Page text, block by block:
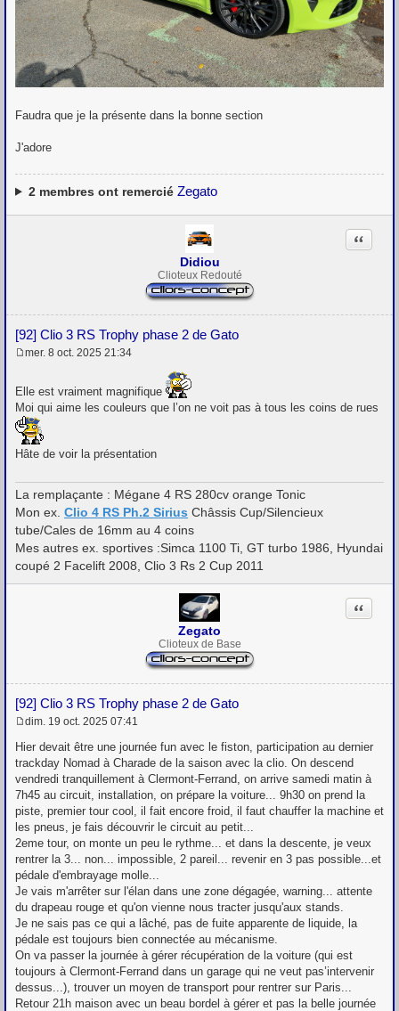
Faudra que je la présente dans la bonne section
J'adore
2membres ont remercié Zegato
Didiou
Clioteux Redouté
[92] Clio 3 RS Trophy phase 2 de Gato
Citation
s
a
g
e
mer. 8 oct. 2025 21:34
Elle est vraiment magnifique
Moi qui aime les couleurs que l’on ne voit pas à tous les coins de rues
Hâte de voir la présentation
La remplaçante : Mégane 4 RS 280cv orange Tonic
Mon ex. Clio 4 RS Ph.2 Sirius Châssis Cup/Silencieux
tube/Cales de 16mm au 4 coins
Mes autres ex. sportives :Simca 1100 Ti, GT turbo 1986, Hyundai
coupé 2 Facelift 2008, Clio 3 Rs 2 Cup 2011
Zegato
Clioteux de Base
[92] Clio 3 RS Trophy phase 2 de Gato
Citation
e
s
a
g
e
dim. 19 oct. 2025 07:41
Hier devait être une journée fun avec le fiston, participation au dernier
trackday Nomad à Charade de la saison avec la clio. On descend
vendredi tranquillement à Clermont-Ferrand, on arrive samedi matin à
7h45 au circuit, installation, on prépare la voiture... 9h30 on prend la
piste, premier tour cool, il fait encore froid, il faut chauffer la machine et
les pneus, je fais découvrir le circuit au petit...
2eme tour, on monte un peu le rythme... et dans la descente, je veux
rentrer la 3... non... impossible, 2 pareil... revenir en 3 pas possible...et
pédale d'embrayage molle...
Je vais m'arrêter sur l'élan dans une zone dégagée, warning... attente
du drapeau rouge et qu'on vienne nous tracter jusqu'aux stands.
Je ne sais pas ce qui a lâché, pas de fuite apparente de liquide, la
pédale est toujours bien connectée au mécanisme.
On va passer la journée à gérer récupération de la voiture (qui est
toujours à Clermont-Ferrand dans un garage qui ne veut pas’intervenir
dessus...), trouver un moyen de transport pour rentrer sur Paris...
Retour 21h maison avec un beau bordel à gérer et pas la belle journée